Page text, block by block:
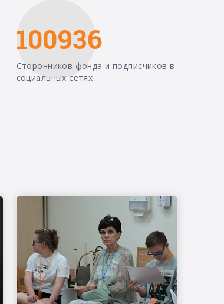
100936
Сторонников фонда и подписчиков в
социальных сетях